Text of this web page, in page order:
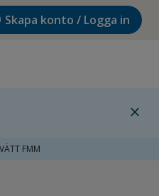
Skapa konto / Logga in
close
FMM